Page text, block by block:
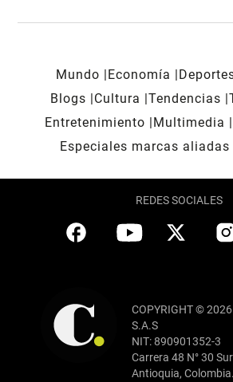
Mundo Economía
Blogs
Cultura Tendencias
Entretenimiento
Multimedia
Especiales marcas aliadas
REDES SOCIALES
COPYRIGHT ©
S.A.S
NIT: 890901352-3
Carrera 48 N° 30
Antioquia, Colombia.